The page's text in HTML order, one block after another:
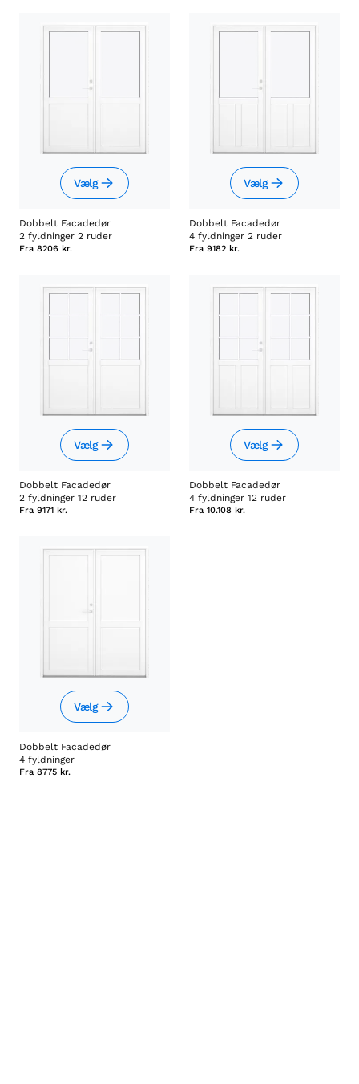
Vælg
Dobbelt Facadedør
2 fyldninger 2 ruder
Fra 8206 kr.
Vælg
Dobbelt Facadedør
4 fyldninger 2 ruder
Fra 9182 kr.
Vælg
Dobbelt Facadedør
2 fyldninger 12 ruder
Fra 9171 kr.
Vælg
Dobbelt Facadedør
4 fyldninger 12 ruder
Fra 10.108 kr.
Vælg
Dobbelt Facadedør
4 fyldninger
Fra 8775 kr.